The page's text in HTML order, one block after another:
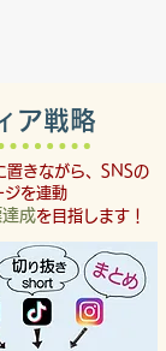
ア戦略
きながら、 SNSの
ジを連動
達成を目指します！